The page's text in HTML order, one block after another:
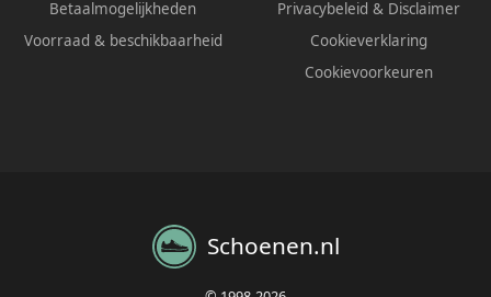
Betaalmogelijkheden
Voorraad & beschikbaarheid
Privacybeleid & Disclaimer
Cookieverklaring
Cookievoorkeuren
Schoenen.nl